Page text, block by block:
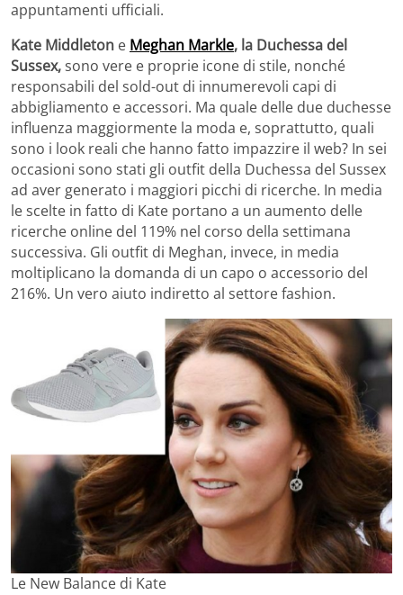
appuntamenti ufficiali.
Kate Middleton e Meghan Markle, la Duchessa del
Sussex,sono vere e proprie icone di stile, nonché
responsabili del sold-out di innumerevoli capi di
abbigliamento e accessori. Ma quale delle due duchesse
influenza maggiormente la moda e, soprattutto, quali
sono i look reali che hanno fatto impazzire il web? In sei
occasioni sono stati gli outfit della Duchessa del Sussex
ad aver generato i maggiori picchi di ricerche. In media
le scelte in fatto di Kate portano a un aumento delle
ricerche online del 119% nel corso della settimana
successiva. Gli outfit di Meghan, invece, in media
moltiplicano la domanda di un capo o accessorio del
216%. Un vero aiuto indiretto al settore fashion.
Le New Balance di Kate